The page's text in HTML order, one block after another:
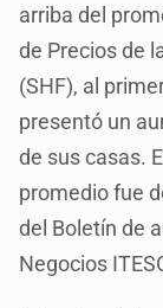
arriba del
de Precios de
(SHF), al
presentó un
de sus casas.
promedio fue
del Boletín de
Negocios